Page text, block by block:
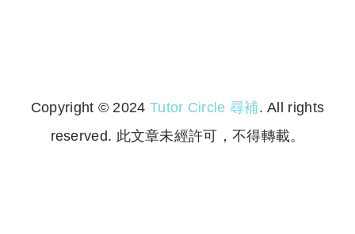
Copyright © 2024 Tutor Circle 尋補. All rights
reserved. 此文章未經許可，不得轉載。